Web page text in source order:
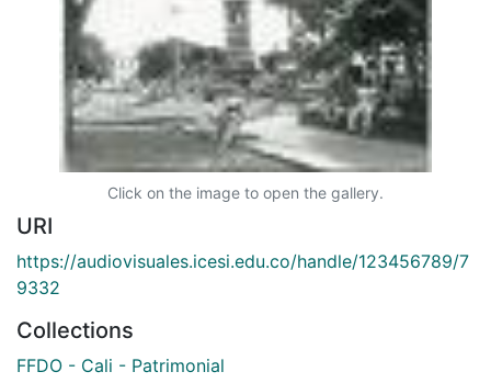
Click on the image to open the gallery.
URI
https://audiovisuales.icesi.edu.co/handle/123456789/7
9332
Collections
FFDO - Cali - Patrimonial